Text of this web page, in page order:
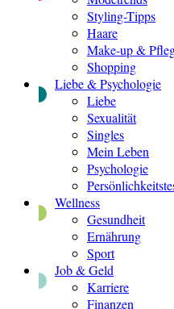
Styling-Tipps
Haare
Make-up &
Shopping
Liebe & Psychologie
Liebe
Sexualität
Singles
Mein Leben
Psychologie
Wellness
Gesundheit
Ernährung
Sport
Job & Geld
Karriere
Finanzen